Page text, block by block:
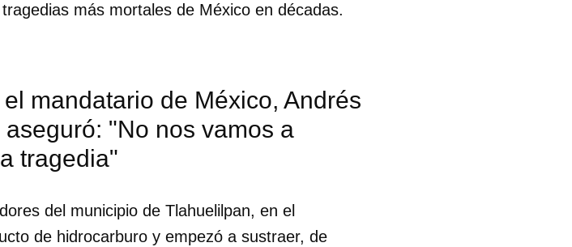
más mortales de México en décadas.
mandatario de México, Andrés
"No nos vamos a
tragedia"
del municipio de Tlahuelilpan, en el
de hidrocarburo y empezó a sustraer, de